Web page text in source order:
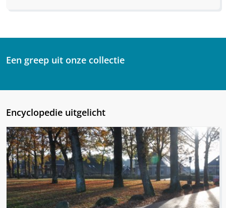
Een greep uit onze collectie
Encyclopedie uitgelicht